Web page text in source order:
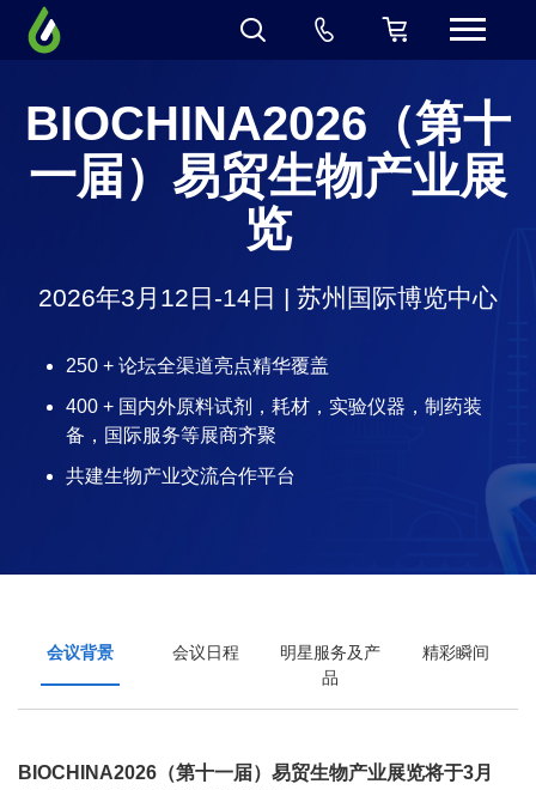
BIOCHINA2026（第十
一届）易贸生物产业展
览
2026年3月12日-14日 | 苏州国际博览中心
250 + 论坛全渠道亮点精华覆盖
400 + 国内外原料试剂，耗材，实验仪器，制药装
备，国际服务等展商齐聚
共建生物产业交流合作平台
会议背景 会议日程
明星服务及产
品
精彩瞬间
BIOCHINA2026（第十一届）易贸生物产业展览将于3月